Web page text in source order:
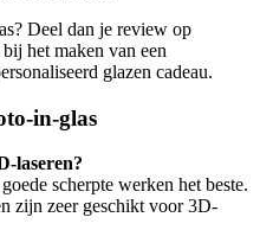
Deel dan je review op
het maken van een
glazen cadeau.
in-glas
laseren?
scherpte werken het beste.
zijn zeer geschikt voor 3D-